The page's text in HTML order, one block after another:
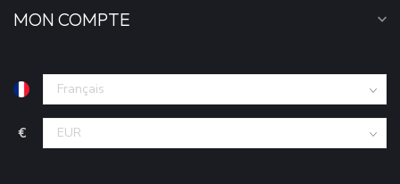
MON COMPTE
€